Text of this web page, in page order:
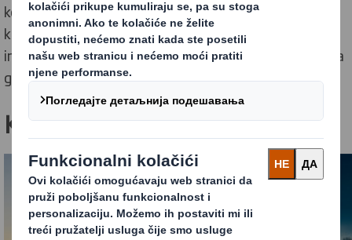
kombinovanim vođstvom u cirkularnoj ekonomiji i
klimatskim akcijama jedinstveno pozicionirani da
imamo stvarni uticaj u pomaganju u smanjenju porasta
globalnih temperatura.
Kako smo ovo postigli?